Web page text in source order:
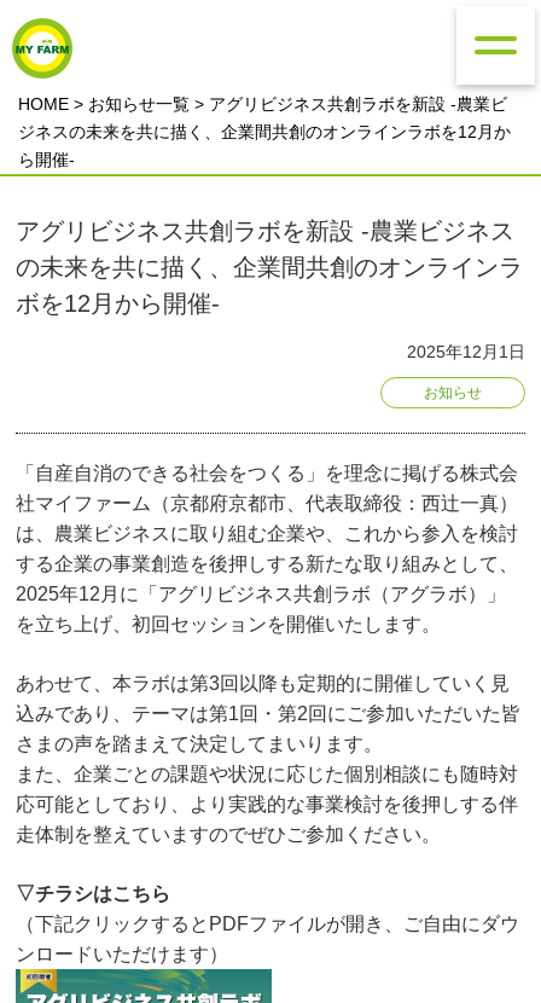
HOME > お知らせ一覧 > アグリビジネス共創ラボを新設 -農業ビ
ジネスの未来を共に描く、企業間共創のオンラインラボを12月か
ら開催-
アグリビジネス共創ラボを新設 -農業ビジネス
の未来を共に描く、企業間共創のオンラインラ
ボを12月から開催-
2025年12月1日
お知らせ
「自産自消のできる社会をつくる」を理念に掲げる株式会
社マイファーム（京都府京都市、代表取締役：西辻一真）
は、農業ビジネスに取り組む企業や、これから参入を検討
する企業の事業創造を後押しする新たな取り組みとして、
2025年12月に「アグリビジネス共創ラボ（アグラボ）」
を立ち上げ、初回セッションを開催いたします。
あわせて、本ラボは第3回以降も定期的に開催していく見
込みであり、テーマは第1回・第2回にご参加いただいた皆
さまの声を踏まえて決定してまいります。
また、企業ごとの課題や状況に応じた個別相談にも随時対
応可能としており、より実践的な事業検討を後押しする伴
走体制を整えていますのでぜひご参加ください。
▽チラシはこちら
（下記クリックするとPDFファイルが開き、ご自由にダウ
ンロードいただけます）